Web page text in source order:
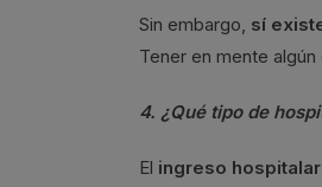
Sin embargo, sí
Tener en mente
4. ¿Qué tipo de
El ingreso